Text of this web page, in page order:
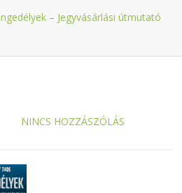
– Jegyvásárlási útmutató
NINCS HOZZÁSZÓLÁS